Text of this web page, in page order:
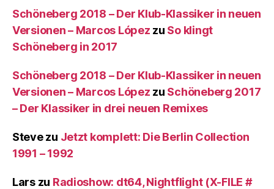
Schöneberg 2018 – Der Klub-Klassiker in neuen
Versionen – Marcos López zu So klingt
Schöneberg in 2017
Schöneberg 2018 – Der Klub-Klassiker in neuen
Versionen – Marcos López zu Schöneberg 2017
– Der Klassiker in drei neuen Remixes
Stevezu Jetzt komplett: Die Berlin Collection
1991 – 1992
Larszu Radioshow: dt64, Nightflight (X-FILE #